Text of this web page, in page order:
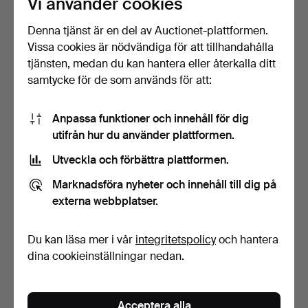
BURBERRY. Mörk jacka,
fram med dragkedja, …
Klubbades 16 mar 2026
12 bud
176 USD
BURBERRY. Mörkblå
trenchcoat med krage, st…
16 bud
238 USD
Denna tjänst är en del av Auctionet-plattformen.
Vissa cookies är nödvändiga för att tillhandahålla
tjänsten, medan du kan hantera eller återkalla ditt
samtycke för de som används för att:
Anpassa funktioner och innehåll för dig
utifrån hur du använder plattformen.
Utveckla och förbättra plattformen.
Marknadsföra nyheter och innehåll till dig på
externa webbplatser.
Du kan läsa mer i vår integritetspolicyoch hantera
dina cookieinställningar nedan.